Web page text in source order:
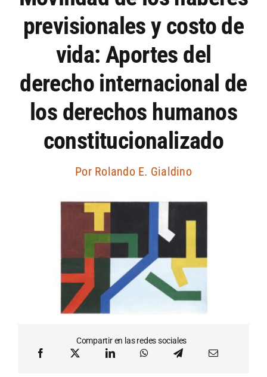
Artículos por autor
Artículos por sección
previsionales y costo de
vida: Aportes del
derecho internacional de
los derechos humanos
constitucionalizado
Por Rolando E. Gialdino
Compartir en las redes sociales